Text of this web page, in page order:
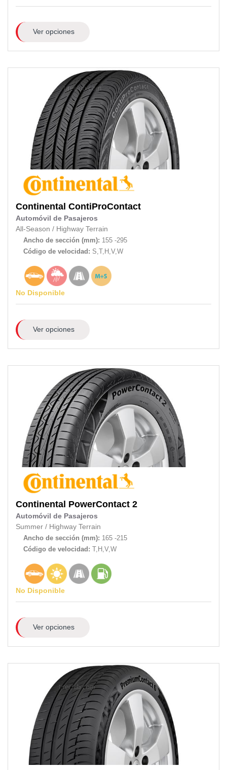
Ver opciones
Continental ContiProContact
Automóvil de Pasajeros
All-Season / Highway Terrain
Ancho de sección (mm): 155 -295
Código de velocidad: S,T,H,V,W
No Disponible
Ver opciones
Continental PowerContact 2
Automóvil de Pasajeros
Summer / Highway Terrain
Ancho de sección (mm): 165 -215
Código de velocidad: T,H,V,W
No Disponible
Ver opciones